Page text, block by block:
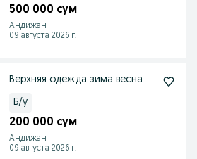
500 000 сум
Андижан
09 августа 2026 г.
Верхняя одежда зима весна
Б/у
200 000 сум
Андижан
09 августа 2026 г.